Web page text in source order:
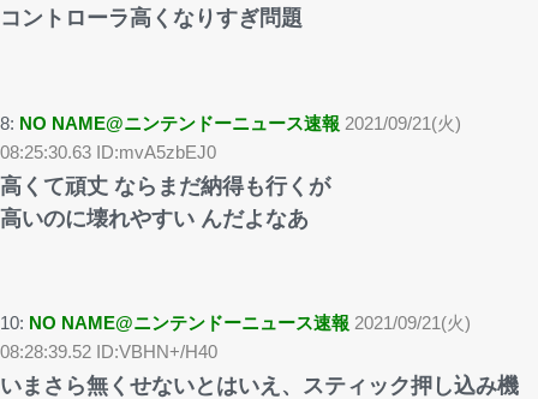
コントローラ高くなりすぎ問題
8: NO NAME@ニンテンドーニュース速報 2021/09/21(火)
08:25:30.63 ID:mvA5zbEJ0
高くて頑丈 ならまだ納得も行くが
高いのに壊れやすい んだよなあ
10: NO NAME@ニンテンドーニュース速報 2021/09/21(火)
08:28:39.52 ID:VBHN+/H40
いまさら無くせないとはいえ、スティック押し込み機